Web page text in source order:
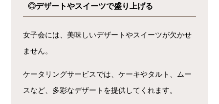
◎デザートやスイーツで盛り上げる
女子会には、美味しいデザートやスイーツが欠かせ
ません。
ケータリングサービスでは、ケーキやタルト、ムー
スなど、多彩なデザートを提供してくれます。